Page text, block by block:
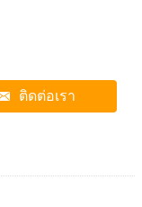
ติดต่อเรา